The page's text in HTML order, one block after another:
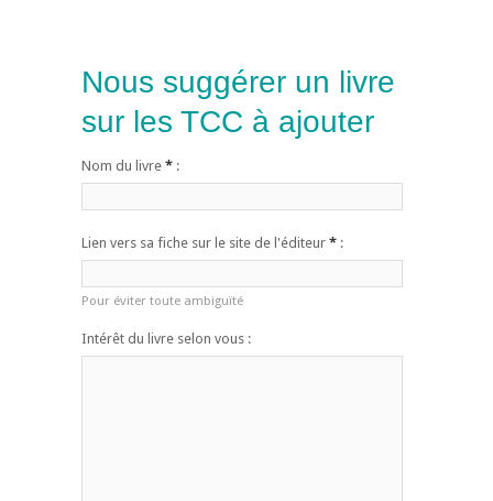
Nous suggérer un livre
sur les TCC à ajouter
Nom du livre * :
Lien vers sa fiche sur le site de l'éditeur * :
Pour éviter toute ambiguïté
Intérêt du livre selon vous :